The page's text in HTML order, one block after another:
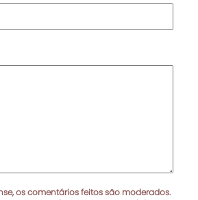
os comentários feitos são moderados.